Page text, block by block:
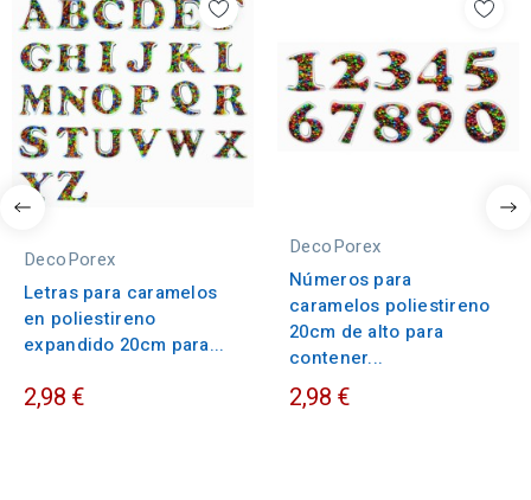
DecoPorex
Letras para caramelos
en poliestireno
expandido 20cm para...
2,98 €
DecoPorex
Números para
caramelos poliestireno
20cm de alto para
contener...
2,98 €